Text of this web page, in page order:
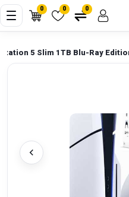
0 0 0
5 Slim 1TB Blu-Ray